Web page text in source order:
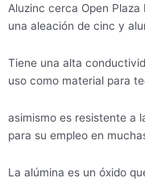
Aluzinc cerca Open
una aleación de cinc y
Tiene una alta
uso como material para
asimismo es resistente a
para su empleo en
La alúmina es un óxido